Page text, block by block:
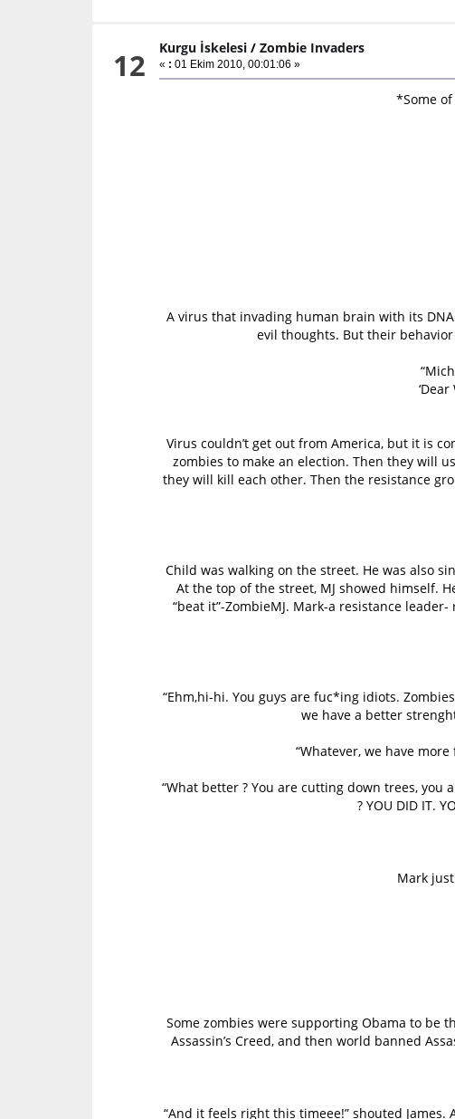
12 Kurgu İskelesi /Zombie Invaders
« : 01 Ekim 2010, 00:01:06 »
*Some
A virus that invading human brain with its
evil thoughts. But their
Virus couldn’t get out from America, but it is
zombies to make an election. Then they will
they will kill each other. Then the resistance
Child was walking on the street. He was also
At the top of the street, MJ showed himself.
“beat it”-ZombieMJ. Mark-a resistance
“Ehm,hi-hi. You guys are fuc*ing idiots.
we have a better
“Whatever, we have
“What better ? You are cutting down trees,
? YOU DID IT.
Mark
Some zombies were supporting Obama to be
Assassin’s Creed, and then world banned
“And it feels right this timeee!” shouted